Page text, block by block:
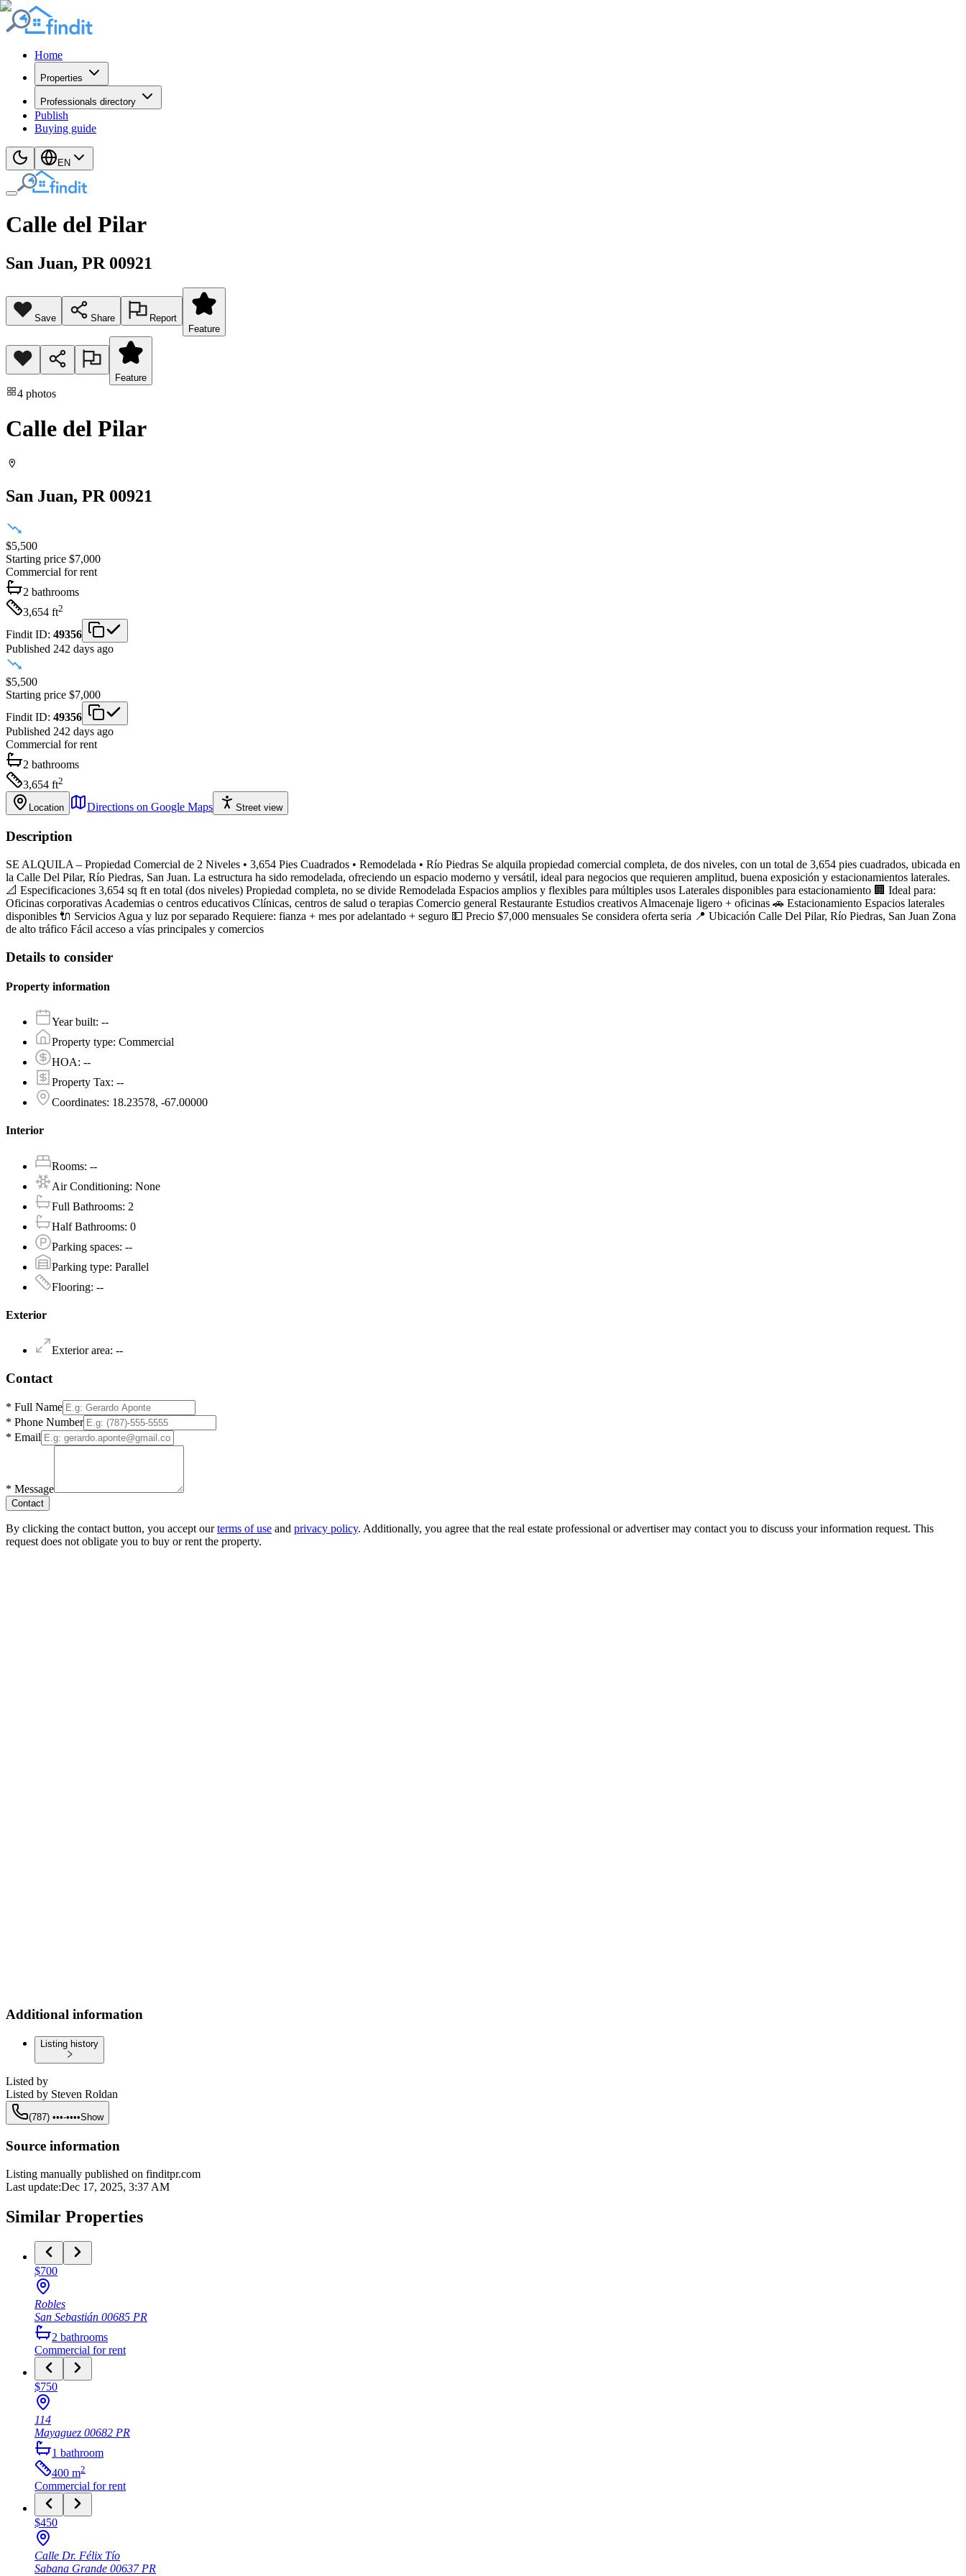
Home
Properties
Professionals directory
Publish
Buying guide
EN
Calle del Pilar
San Juan, PR 00921
Save Share
Report
Feature
Feature
4 photos
Calle del Pilar
San Juan, PR 00921
$5,500
Starting price $7,000
Commercial for rent
2 bathrooms
3,654 ft2
Findit ID: 49356
Published 242 days ago
$5,500
Starting price $7,000
Findit ID: 49356
Published 242 days ago
Commercial for rent
2 bathrooms
3,654 ft2
Location Directions on Google Maps Street view
Description
SE ALQUILA – Propiedad Comercial de 2 Niveles • 3,654 Pies Cuadrados • Remodelada • Río Piedras Se alquila propiedad comercial completa, de dos niveles, con un total de 3,654 pies cuadrados, ubicada en
la Calle Del Pilar, Río Piedras, San Juan. La estructura ha sido remodelada, ofreciendo un espacio moderno y versátil, ideal para negocios que requieren amplitud, buena exposición y estacionamientos laterales.
📐 Especificaciones 3,654 sq ft en total (dos niveles) Propiedad completa, no se divide Remodelada Espacios amplios y flexibles para múltiples usos Laterales disponibles para estacionamiento 🏢 Ideal para:
Oficinas corporativas Academias o centros educativos Clínicas, centros de salud o terapias Comercio general Restaurante Estudios creativos Almacenaje ligero + oficinas 🚗 Estacionamiento Espacios laterales
disponibles 🔌 Servicios Agua y luz por separado Requiere: fianza + mes por adelantado + seguro 💵 Precio $7,000 mensuales Se considera oferta seria 📍 Ubicación Calle Del Pilar, Río Piedras, San Juan Zona
de alto tráfico Fácil acceso a vías principales y comercios
Details to consider
Property information
Year built: --
Property type: Commercial
HOA: --
Property Tax: --
Coordinates: 18.23578, -67.00000
Interior
Rooms: --
Air Conditioning: None
Full Bathrooms: 2
Half Bathrooms: 0
Parking spaces: --
Parking type: Parallel
Flooring: --
Exterior
Exterior area: --
Contact
* Full Name
* Phone Number
* Email
* Message
Contact
By clicking the contact button, you accept our terms of use and privacy policy. Additionally, you agree that the real estate professional or advertiser may contact you to discuss your information request. This
request does not obligate you to buy or rent the property.
Additional information
Listing history
Listed by
Listed by Steven Roldan
(787) •••-••••Show
Source information
Listing manually published on finditpr.com
Last update:Dec 17, 2025, 3:37 AM
Similar Properties
$700
Robles
San Sebastián 00685 PR
2 bathrooms
Commercial for rent
$750
114
Mayaguez 00682 PR
1 bathroom
400 m2
Commercial for rent
$450
Calle Dr. Félix Tío
Sabana Grande 00637PR